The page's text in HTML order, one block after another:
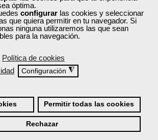
óptima.
configurar las cookies y seleccionar
que quiera permitir en tu navegador. Si
ninguna utilizaremos las que sean
para la navegación.
Política de cookies
Configuración ◮
Permitir todas las cookies
Rechazar
requisitos de acceso
Diploma
My Ardor English - 1
nivel